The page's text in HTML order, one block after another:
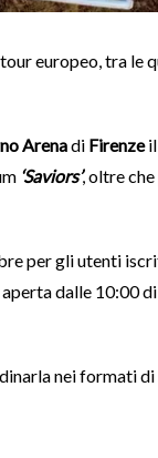
europeo, tra le
Arenadi Firenzeil
‘Saviors’, oltre
per gli utenti
dalle 10:00
nei formati